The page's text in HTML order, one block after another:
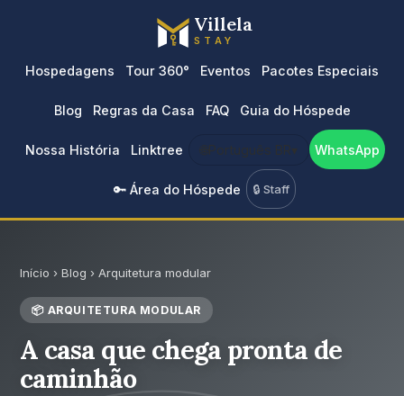
Villela
STAY
Hospedagens Tour 360° Eventos Pacotes Especiais
Blog Regras da Casa FAQ Guia do Hóspede
Nossa História Linktree 🌐Português BR▾ WhatsApp
🔑 Área do Hóspede 🔒 Staff
Início ›Blog ›Arquitetura modular
📦 ARQUITETURA MODULAR
A casa que chega pronta de
caminhão